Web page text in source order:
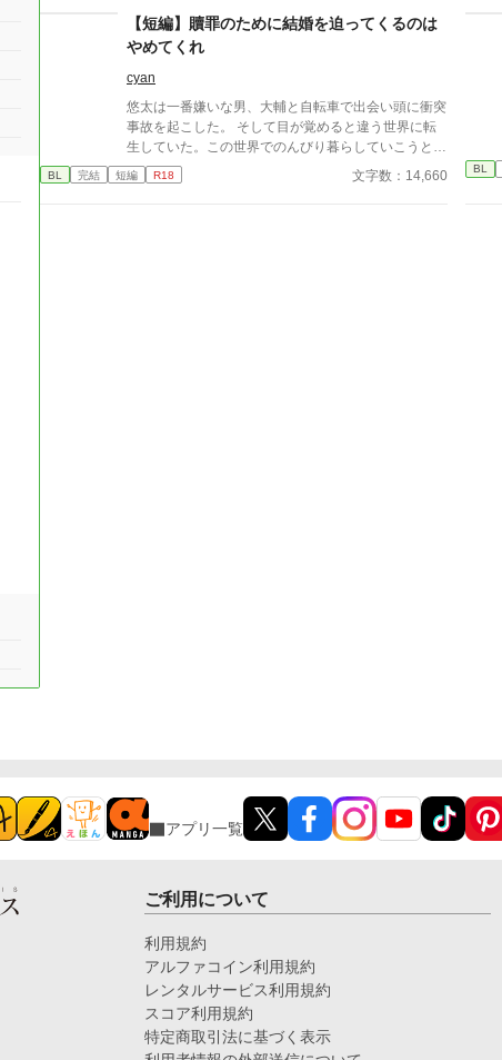
聞いてもらう始末。 発情期が近いからと、帰りに寄
った病院で判明した事実に、衝撃と怒りが込み上げて
れに気が付いていないし、むしろ正当なことだと思っ
ています。 同意なく薬を服用させる描写があります
ので、不快になる方はブラウザバックをお願いしま
す。
【短編】贖罪のために結婚を迫ってくるのは
やめてくれ
cyan
悠太は一番嫌いな男、大輔と自転車で出会い頭に衝突
事故を起こした。 そして目が覚めると違う世界に転
生していた。この世界でのんびり暮らしていこうと思
ったのに、大輔までもがこの世界に転生していた。し
かもあいつは贖罪のために結婚を迫ってくる。
BL 完結 短編 R18 文字数：14,660 BL
アプリ一覧
ご利用について
利用規約
アルファコイン利用規約
レンタルサービス利用規約
スコア利用規約
特定商取引法に基づく表示